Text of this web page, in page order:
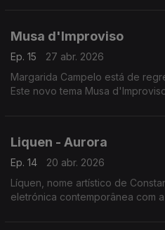
Musa d'Improviso
Ep. 15
27 abr. 2026
Margarida Campelo está de
Este novo tema Musa
Liquen - Aurora
Ep. 14
20 abr. 2026
Líquen, nome artístico de
eletrónica contemporânea com